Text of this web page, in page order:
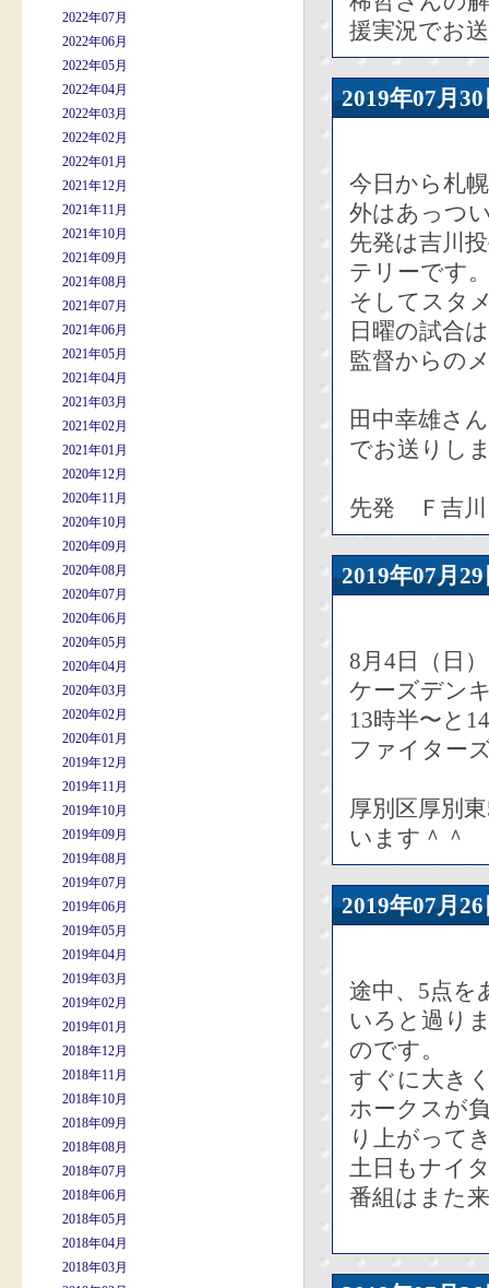
2022年07月
2022年06月
2022年05月
2022年04月
2022年03月
2022年02月
2022年01月
2021年12月
2021年11月
2021年10月
2021年09月
2021年08月
2021年07月
2021年06月
2021年05月
2021年04月
2021年03月
2021年02月
2021年01月
2020年12月
2020年11月
2020年10月
2020年09月
2020年08月
2020年07月
2020年06月
2020年05月
2020年04月
2020年03月
2020年02月
2020年01月
2019年12月
2019年11月
2019年10月
2019年09月
2019年08月
2019年07月
2019年06月
2019年05月
2019年04月
2019年03月
2019年02月
2019年01月
2018年12月
2018年11月
2018年10月
2018年09月
2018年08月
2018年07月
2018年06月
2018年05月
2018年04月
2018年03月
援実況でお
2019年07
今日から札
外はあっつ
先発は吉川
テリーです
そしてスタ
日曜の試合
監督からの
田中幸雄さ
でお送りし
先発 Ｆ吉
2019年07
8月4日（日）
ケーズデン
13時半〜と
ファイター
厚別区厚別
います＾＾
2019年07
途中、5点を
いろと過り
のです。
すぐに大き
ホークスが
り上がって
土日もナイ
番組はまた